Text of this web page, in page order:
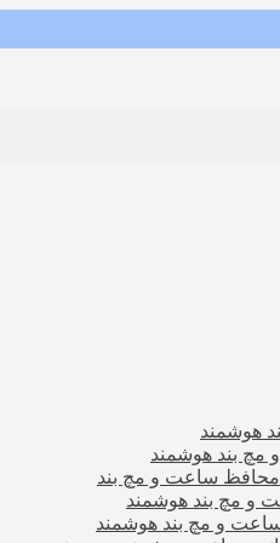
هوشمند
مچ بند هوشمند
ساعت و مچ بند
و مچ بند هوشمند
و مچ بند هوشمند